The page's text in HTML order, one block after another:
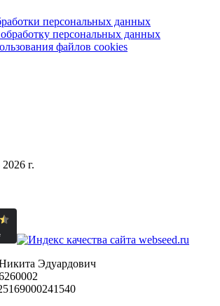
персональных данных
персональных данных
файлов cookies
г.
Эдуардович